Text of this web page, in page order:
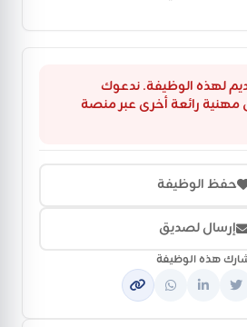
لهذه الوظيفة. ندعوك
رائعة أخرى عبر منصة
حفظ الوظيفة
إرسال لصديق
هذه الوظيفة